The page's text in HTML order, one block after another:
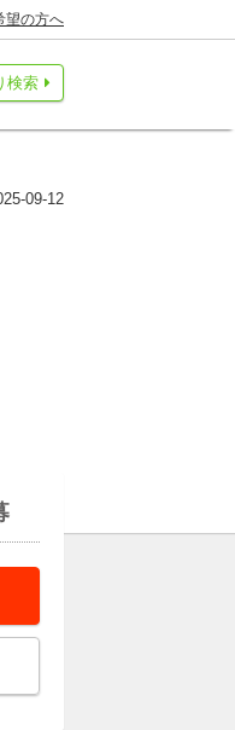
望の方へ
検索
09-12